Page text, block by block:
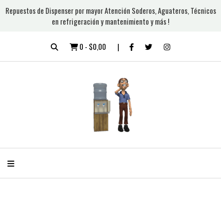
Repuestos de Dispenser por mayor Atención Soderos, Aguateros, Técnicos
en refrigeración y mantenimiento y más !
0 - $0,00